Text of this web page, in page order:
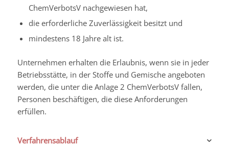
ChemVerbotsV nachgewiesen hat,
die erforderliche Zuverlässigkeit besitzt und
mindestens 18 Jahre alt ist.
Unternehmen erhalten die Erlaubnis, wenn sie in jeder
Betriebsstätte, in der Stoffe und Gemische angeboten
werden, die unter die Anlage 2 ChemVerbotsV fallen,
Personen beschäftigen, die diese Anforderungen
erfüllen.
Verfahrensablauf